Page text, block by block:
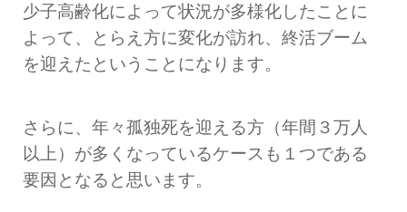
少子高齢化によって状況が多様化したことに
よって、とらえ方に変化が訪れ、終活ブーム
を迎えたということになります。
さらに、年々孤独死を迎える方（年間３万人
以上）が多くなっているケースも１つである
要因となると思います。